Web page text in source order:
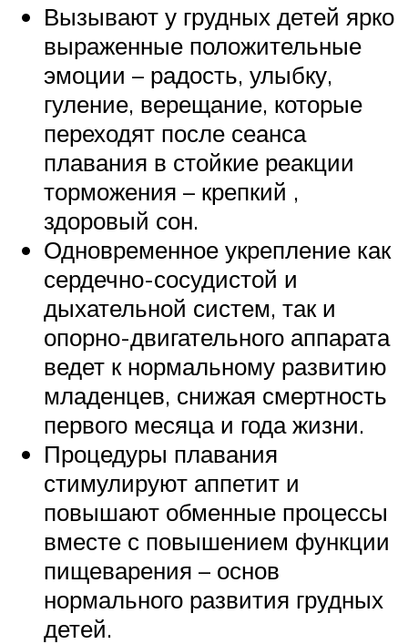
Вызывают у грудных детей ярко
выраженные положительные
эмоции – радость, улыбку,
гуление, верещание, которые
переходят после сеанса
плавания в стойкие реакции
торможения – крепкий ,
здоровый сон.
Одновременное укрепление как
сердечно-сосудистой и
дыхательной систем, так и
опорно-двигательного аппарата
ведет к нормальному развитию
младенцев, снижая смертность
первого месяца и года жизни.
Процедуры плавания
стимулируют аппетит и
повышают обменные процессы
вместе с повышением функции
пищеварения – основ
нормального развития грудных
детей.